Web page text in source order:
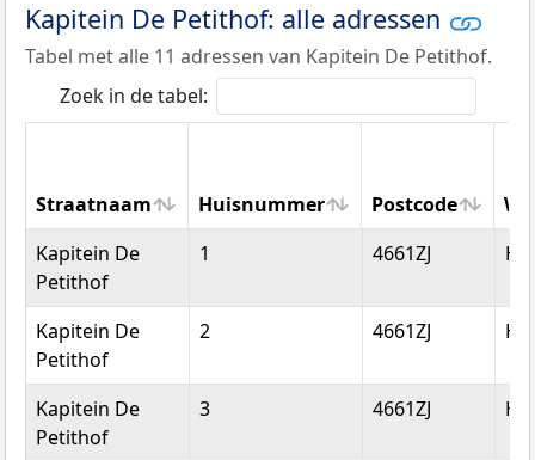
Kapitein De Petithof: alle adressen
Tabel met alle 11 adressen van Kapitein De Petithof.
Zoek in de tabel:
Straatnaam Huisnummer Postcode
Straatnaam
Huisnummer Postcode
Kapitein De
Petithof
1 4661ZJ
Kapitein De
Petithof
2 4661ZJ
Kapitein De
Petithof
3 4661ZJ